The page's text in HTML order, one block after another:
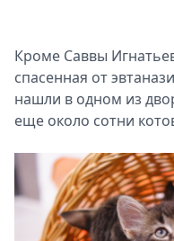
Кроме Саввы
спасенная от
нашли в одном из
еще около сотни